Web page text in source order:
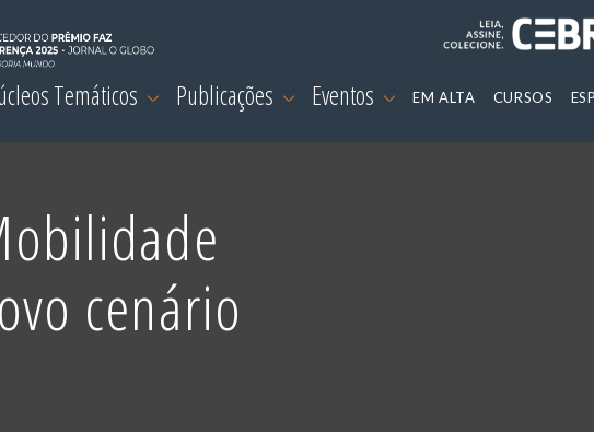
Temáticos Publicações Eventos EM ALTA CURSOS
cenário